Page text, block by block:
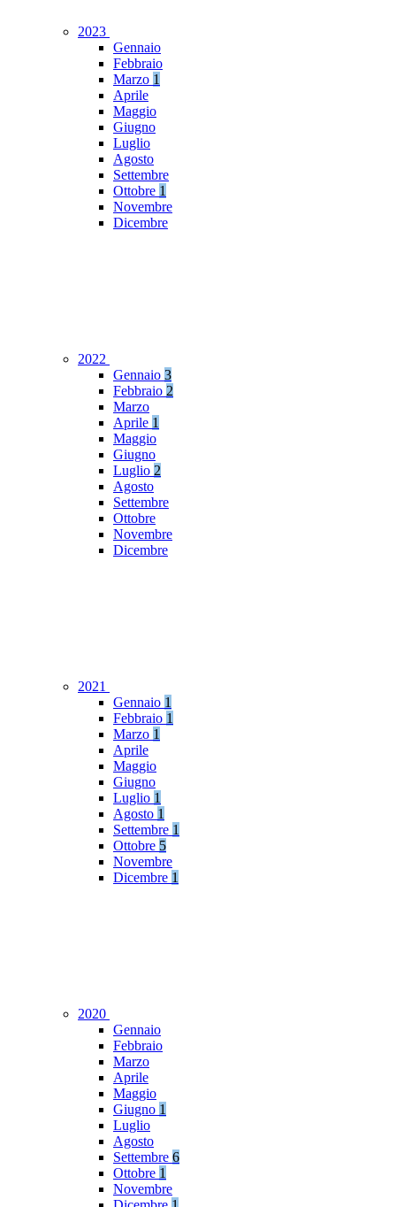
2023
Gennaio
Febbraio
Marzo 1
Aprile
Maggio
Giugno
Luglio
Agosto
Settembre
Ottobre 1
Novembre
Dicembre
2022
Gennaio 3
Febbraio 2
Marzo
Aprile 1
Maggio
Giugno
Luglio 2
Agosto
Settembre
Ottobre
Novembre
Dicembre
2021
Gennaio 1
Febbraio 1
Marzo 1
Aprile
Maggio
Giugno
Luglio 1
Agosto 1
Settembre 1
Ottobre 5
Novembre
Dicembre 1
2020
Gennaio
Febbraio
Marzo
Aprile
Maggio
Giugno 1
Luglio
Agosto
Settembre 6
Ottobre 1
Novembre